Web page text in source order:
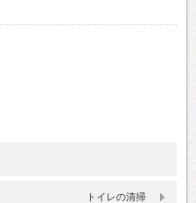
トイレの清掃